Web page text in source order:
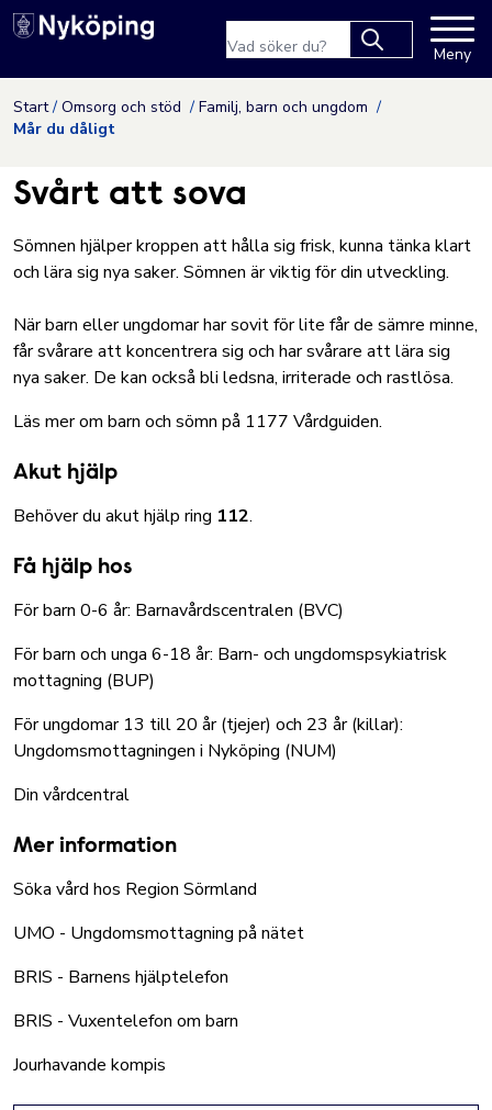
Hoppa till innehåll
Nyköpings kommuns
results.
Meny
Start Omsorg och stöd
Familj, barn och ungdom
Mår du dåligt
Svårt att sova
Sömnen hjälper kroppen att hålla sig frisk, kunna tänka klart
och lära sig nya saker. Sömnen är viktig för din utveckling.
När barn eller ungdomar har sovit för lite får de sämre minne,
får svårare att koncentrera sig och har svårare att lära sig
nya saker. De kan också bli ledsna, irriterade och rastlösa.
Läs mer om barn och sömn på 1177 Vårdguiden.
Akut hjälp
Behöver du akut hjälp ring 112.
Få hjälp hos
För barn 0-6 år: Barnavårdscentralen (BVC)
För barn och unga 6-18 år: Barn- och ungdomspsykiatrisk
mottagning (BUP)
För ungdomar 13 till 20 år (tjejer) och 23 år (killar):
Ungdomsmottagningen i Nyköping (NUM)
Din vårdcentral
Mer information
Söka vård hos Region Sörmland
UMO - Ungdomsmottagning på nätet
BRIS - Barnens hjälptelefon
BRIS - Vuxentelefon om barn
Jourhavande kompis